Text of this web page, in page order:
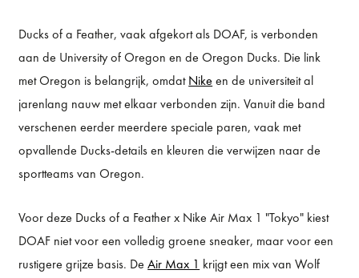
Ducks of a Feather, vaak afgekort als DOAF, is verbonden
aan de University of Oregon en de Oregon Ducks. Die link
met Oregon is belangrijk, omdatNike en de universiteit al
jarenlang nauw met elkaar verbonden zijn. Vanuit die band
verschenen eerder meerdere speciale paren, vaak met
opvallende Ducks-details en kleuren die verwijzen naar de
sportteams van Oregon.
Voor deze Ducks of a Feather x Nike Air Max 1 "Tokyo" kiest
DOAF niet voor een volledig groene sneaker, maar voor een
rustigere grijze basis. DeAir Max 1 krijgt een mix van Wolf